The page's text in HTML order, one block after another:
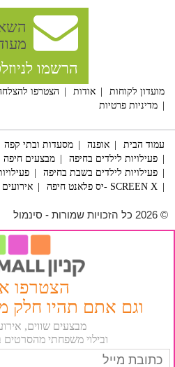
הרשמו
מועדון לקוחות אודות הצטרפו
מדיניות פרטיות
עמוד הבית אופנה מסעדות ובתי קפה
פעילויות לילדים בחיפה
מבצעים חיפה
פעילויות לילדים בשבת בחיפה
SCREEN X -יס פלאנט חיפה
© 2026 כל הזכויות שמורות - סינמול
הצטרפו
וגם אתם תהיו חלק
מבצעים שווים,
ובילוי משפחתי מהסרטים